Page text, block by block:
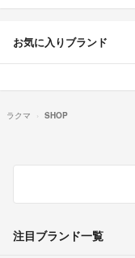
お気に入りブランド
ラクマ SHOP
注目ブランド一覧